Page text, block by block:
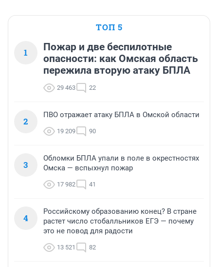
ТОП 5
1
Пожар и две беспилотные
опасности: как Омская область
пережила вторую атаку БПЛА
29 463 22
2
ПВО отражает атаку БПЛА в Омской области
19 209 90
3
Обломки БПЛА упали в поле в окрестностях
Омска — вспыхнул пожар
17 982 41
4
Российскому образованию конец? В стране
растет число стобалльников ЕГЭ — почему
это не повод для радости
13 521 82